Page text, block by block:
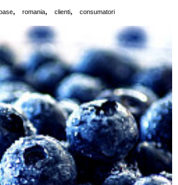
, romania, clienti, consumatori